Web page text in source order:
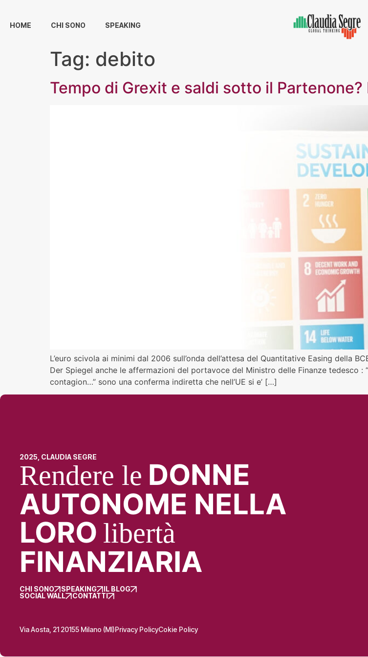
HOME CHI SONO SPEAKING
Tag: debito
Tempo di Grexit e saldi sotto il Partenone?
L’euro scivola ai minimi dal 2006 sull’onda dell’attesa del Quantitative Easing della
Der Spiegel anche le affermazioni del portavoce del Ministro delle Finanze tedesco
contagion…” sono una conferma indiretta che nell’UE si e’ […]
2025, CLAUDIA SEGRE
Rendere le DONNE
AUTONOME NELLA
LORO libertà
FINANZIARIA
CHI SONO SPEAKING
IL BLOG
SOCIAL WALL
CONTATTI
Via Aosta, 21 20155 Milano (MI)Privacy PolicyCokie Policy